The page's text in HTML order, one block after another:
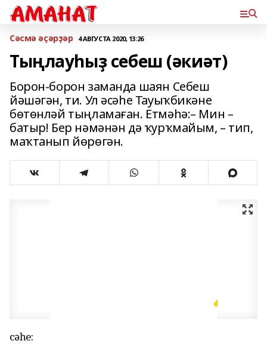
Сәсмә әҫәрҙәр 4 АВГУСТА 2020, 13:26
Тыңлауһыҙ себеш (әкиәт)
Борон-борон заманда шаян Себеш
йәшәгән, ти. Ул әсәһе Тауыҡбикәне
бөтөнләй тыңламаған. Етмәһә:– Мин –
батыр! Бер нәмәнән дә ҡурҡмайым, – тип,
маҡтанып йөрөгән.
Әсәһе: